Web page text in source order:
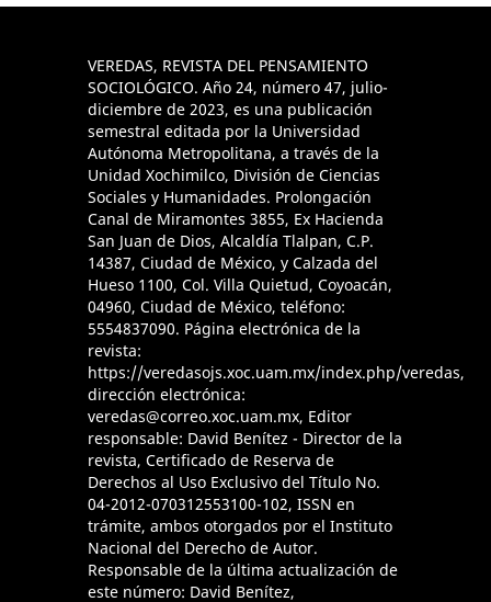
VEREDAS, REVISTA DEL PENSAMIENTO
SOCIOLÓGICO. Año 24, número 47, julio-
diciembre de 2023, es una publicación
semestral editada por la Universidad
Autónoma Metropolitana, a través de la
Unidad Xochimilco, División de Ciencias
Sociales y Humanidades. Prolongación
Canal de Miramontes 3855, Ex Hacienda
San Juan de Dios, Alcaldía Tlalpan, C.P.
14387, Ciudad de México, y Calzada del
Hueso 1100, Col. Villa Quietud, Coyoacán,
04960, Ciudad de México, teléfono:
5554837090. Página electrónica de la
revista:
https://veredasojs.xoc.uam.mx/index.php/veredas,
dirección electrónica:
veredas@correo.xoc.uam.mx, Editor
responsable: David Benítez - Director de la
revista, Certificado de Reserva de
Derechos al Uso Exclusivo del Título No.
04-2012-070312553100-102, ISSN en
trámite, ambos otorgados por el Instituto
Nacional del Derecho de Autor.
Responsable de la última actualización de
este número: David Benítez,